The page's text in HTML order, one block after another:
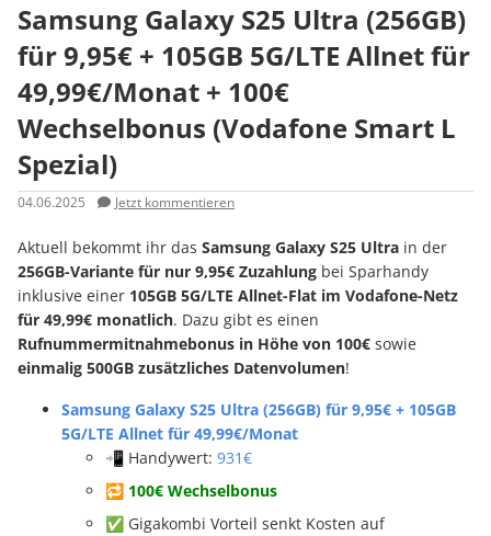
Samsung Galaxy S25 Ultra (256GB)
für 9,95€ + 105GB 5G/LTE Allnet für
49,99€/Monat + 100€
Wechselbonus (Vodafone Smart L
Spezial)
04.06.2025 Jetzt kommentieren
Aktuell bekommt ihr das Samsung Galaxy S25 Ultra in der
256GB-Variante für nur 9,95€ Zuzahlung bei Sparhandy
inklusive einer 105GB 5G/LTE Allnet-Flat im Vodafone-Netz
für 49,99€ monatlich. Dazu gibt es einen
Rufnummermitnahmebonus in Höhe von 100€ sowie
einmalig 500GB zusätzliches Datenvolumen!
Samsung Galaxy S25 Ultra (256GB) für 9,95€ + 105GB
5G/LTE Allnet für 49,99€/Monat
📲 Handywert: 931€
🔁 100€ Wechselbonus
✅ Gigakombi Vorteil senkt Kosten auf